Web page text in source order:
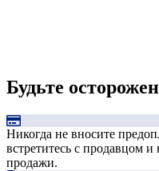
Будьте
Никогда не вносите
встретитесь с продавцом
продажи.